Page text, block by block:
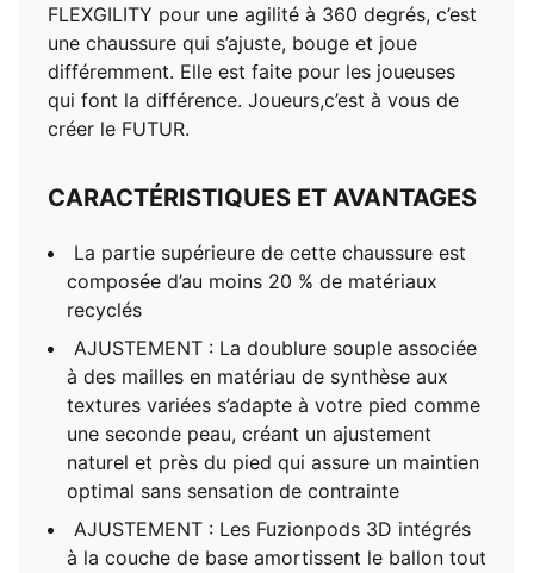
FLEXGILITY pour une agilité à 360 degrés, c’est
une chaussure qui s’ajuste, bouge et joue
différemment. Elle est faite pour les joueuses
qui font la différence. Joueurs,c’est à vous de
créer le FUTUR.
CARACTÉRISTIQUES ET AVANTAGES
La partie supérieure de cette chaussure est
composée d’au moins 20 % de matériaux
recyclés
AJUSTEMENT : La doublure souple associée
à des mailles en matériau de synthèse aux
textures variées s’adapte à votre pied comme
une seconde peau, créant un ajustement
naturel et près du pied qui assure un maintien
optimal sans sensation de contrainte
AJUSTEMENT : Les Fuzionpods 3D intégrés
à la couche de base amortissent le ballon tout